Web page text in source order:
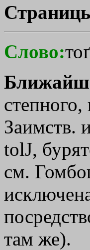
Слово:
Заимств.
tоlЈ,
см.
там же).